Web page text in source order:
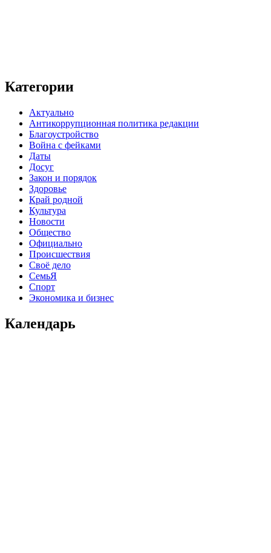
Категории
Актуально
Антикоррупционная политика редакции
Благоустройство
Война с фейками
Даты
Досуг
Закон и порядок
Здоровье
Край родной
Культура
Новости
Общество
Официально
Происшествия
Своё дело
СемьЯ
Спорт
Экономика и бизнес
Календарь